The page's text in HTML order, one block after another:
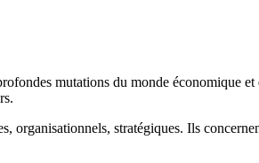
mutations du monde économique et
organisationnels, stratégiques. Ils